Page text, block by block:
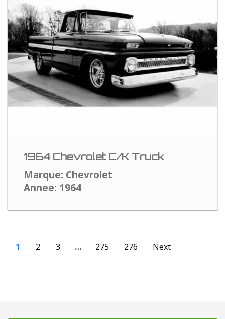
1964 Chevrolet C/K Truck
Marque: Chevrolet
Annee: 1964
1 2 3 … 275 276 Next